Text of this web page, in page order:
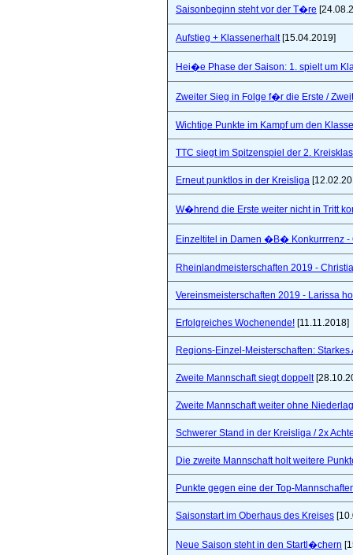
Saisonbeginn steht vor der T�re
Aufstieg + Klassenerhalt[15.04.2019]
Hei�e Phase der Saison: 1. spielt um
Zweiter Sieg in Folge f�r die Erste /
Wichtige Punkte im Kampf um den
TTC siegt im Spitzenspiel der 2.
Erneut punktlos in der Kreisliga
W�hrend die Erste weiter nicht in Tritt
Einzeltitel in Damen �B� Konkurrrenz
Rheinlandmeisterschaften 2019 -
Vereinsmeisterschaften 2019 - Larissa
Erfolgreiches Wochenende! [11.11.2018]
Regions-Einzel-Meisterschaften:
Zweite Mannschaft siegt doppelt
Zweite Mannschaft weiter ohne
Schwerer Stand in der Kreisliga / 2x
Die zweite Mannschaft holt weitere
Punkte gegen eine der Top-
Saisonstart im Oberhaus des Kreises
Neue Saison steht in den Startl�chern